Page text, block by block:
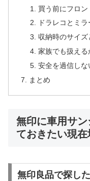
買う前にフロ
ドラレコとミ
収納時のサイ
家族でも扱える
安全を過信しな
まとめ
無印に車用サ
ておきたい現在
無印良品で探し